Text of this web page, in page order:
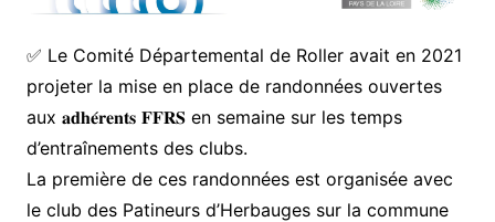
✅ Le Comité Départemental de Roller avait en 2021
projeter la mise en place de randonnées ouvertes
aux 𝐚𝐝𝐡𝐞́𝐫𝐞𝐧𝐭𝐬 𝐅𝐅𝐑𝐒 en semaine sur les temps
d’entraînements des clubs.
La première de ces randonnées est organisée avec
le club des Patineurs d’Herbauges sur la commune